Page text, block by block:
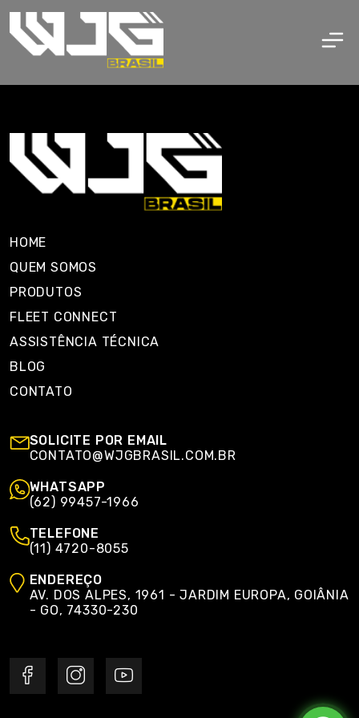
HOME
QUEM SOMOS
PRODUTOS
FLEET CONNECT
ASSISTÊNCIA TÉCNICA
BLOG
CONTATO
SOLICITE POR EMAIL
CONTATO@WJGBRASIL.COM.BR
WHATSAPP
(62) 99457-1966
TELEFONE
(11) 4720-8055
ENDEREÇO
AV. DOS ALPES, 1961 - JARDIM EUROPA, GOIÂNIA
- GO, 74330-230